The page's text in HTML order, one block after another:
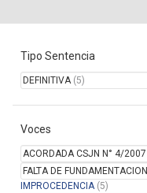
Sumarios del STJ
Manual del Usuario
Tipo Sentencia
DEFINITIVA(5)
Voces
ACORDADA CSJN N° 4/2007
FALTA DE FUNDAMENTACION
IMPROCEDENCIA(5)